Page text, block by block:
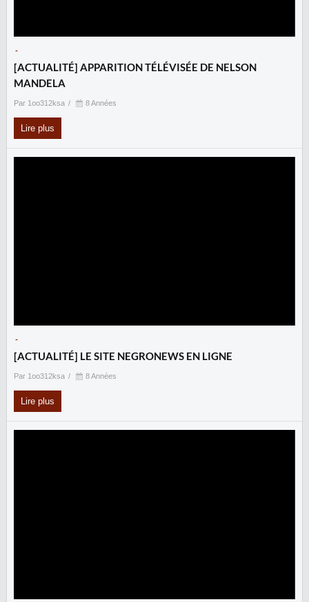
-
[ACTUALITÉ] APPARITION TÉLÉVISÉE DE NELSON
MANDELA
Par 1oo312ksa 8 Années
Lire plus
-
[ACTUALITÉ] LE SITE NEGRONEWS EN LIGNE
Par 1oo312ksa 8 Années
Lire plus